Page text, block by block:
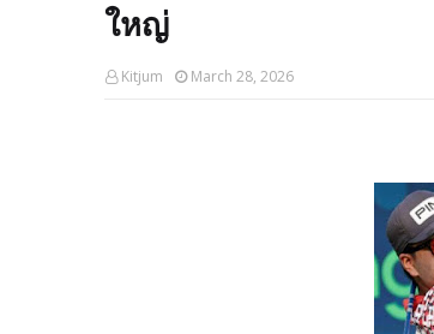
ใหญ่
Kitjum March 28, 2026